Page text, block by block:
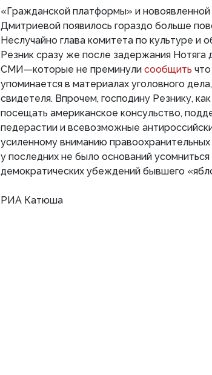
«Гражданской платформы» и
Дмитриевой появилось гораздо больше
Неслучайно глава комитета по культуре и
Резник сразу же после задержания Нотяга
СМИ—которые не преминули сообщить
упоминается в материалах уголовного
свидетеля. Впрочем, господину Резнику,
посещать американское консульство,
педерастии и всевозможные
усиленному вниманию
у последних не было оснований
демократических убеждений бывшего
РИА Катюша